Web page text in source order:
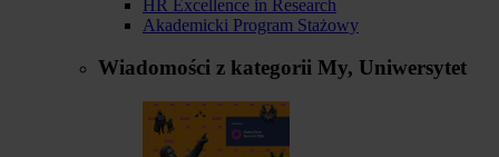
HR Excellence in Research
Akademicki Program Stażowy
Wiadomości z kategorii My, Uniwersytet